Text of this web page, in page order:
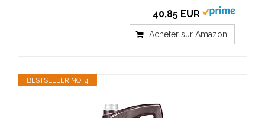
40,85 EUR
Acheter sur Amazon
BESTSELLER NO. 4